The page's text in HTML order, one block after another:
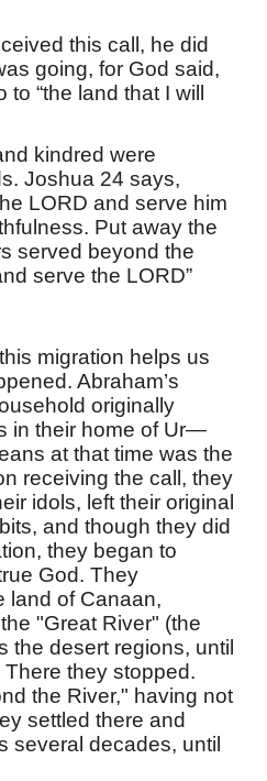
this call, he did
going, for God said,
to “the land that I will
kindred were
Joshua 24 says,
LORD and serve him
Put away the
served beyond the
serve the LORD”
migration helps us
Abraham’s
originally
in their home of Ur—
at that time was the
receiving the call, they
idols, left their original
and though they did
they began to
God. They
land of Canaan,
"Great River" (the
the desert regions, until
they stopped.
the River," having not
settled there and
several decades, until